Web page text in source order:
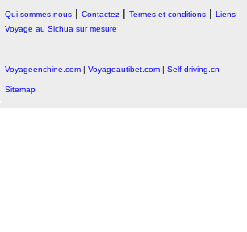
Qui sommes-nous | Contactez | Termes et conditions | Liens
Voyage au Sichua sur mesure
Voyageenchine.com | Voyageautibet.com | Self-driving.cn
Sitemap